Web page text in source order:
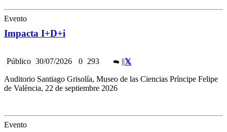
Evento
Impacta I+D+i
Público 30/07/2026 0 293 ||
Auditorio Santiago Grisolía, Museo de las Ciencias Príncipe Felipe
de València, 22 de septiembre 2026
Evento